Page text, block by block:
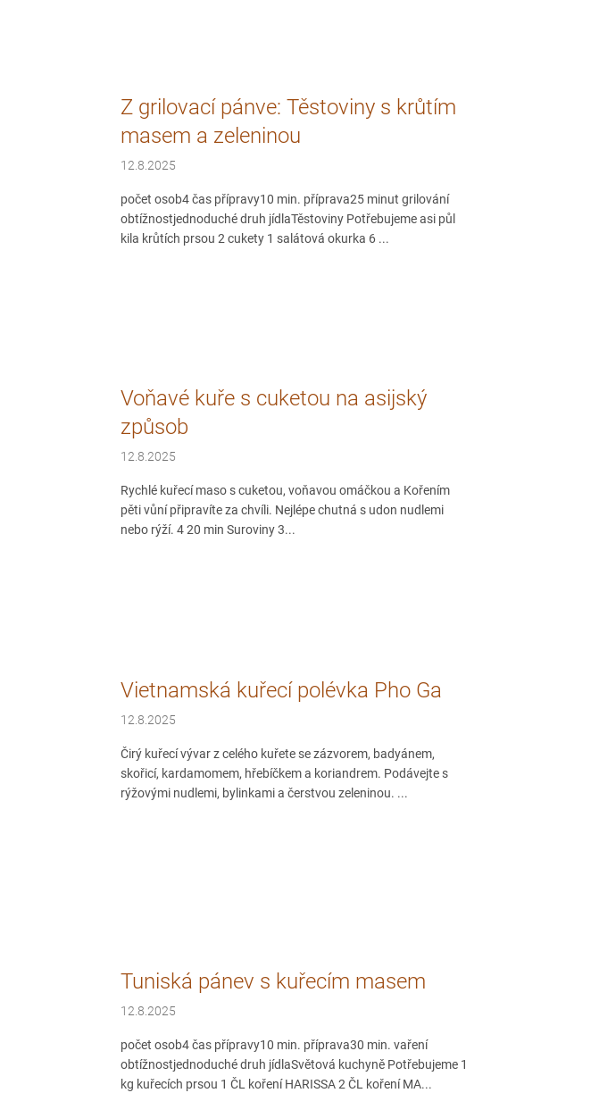
Z grilovací pánve: Těstoviny s krůtím
masem a zeleninou
12.8.2025
počet osob4 čas přípravy10 min. příprava25 minut grilování
obtížnostjednoduché druh jídlaTěstoviny Potřebujeme asi půl
kila krůtích prsou 2 cukety 1 salátová okurka 6 ...
Voňavé kuře s cuketou na asijský
způsob
12.8.2025
Rychlé kuřecí maso s cuketou, voňavou omáčkou a Kořením
pěti vůní připravíte za chvíli. Nejlépe chutná s udon nudlemi
nebo rýží. 4 20 min Suroviny 3...
Vietnamská kuřecí polévka Pho Ga
12.8.2025
Čirý kuřecí vývar z celého kuřete se zázvorem, badyánem,
skořicí, kardamomem, hřebíčkem a koriandrem. Podávejte s
rýžovými nudlemi, bylinkami a čerstvou zeleninou. ...
Tuniská pánev s kuřecím masem
12.8.2025
počet osob4 čas přípravy10 min. příprava30 min. vaření
obtížnostjednoduché druh jídlaSvětová kuchyně Potřebujeme 1
kg kuřecích prsou 1 ČL koření HARISSA 2 ČL koření MA...